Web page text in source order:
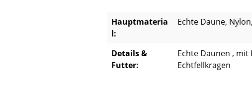
Hauptmateria
l:
Echte Daune,
Details &
Futter:
Echte Daunen , mit
Echtfellkragen